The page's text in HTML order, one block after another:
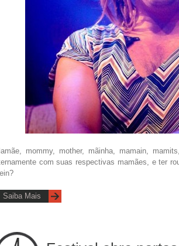
mommy, mother, mãinha, mamain,
com suas respectivas mamães, e ter
Saiba Mais